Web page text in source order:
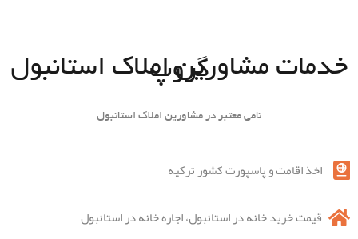
خدمات مشاورین املاک استانبول
گروپ
نامی معتبر در مشاورین املاک استانبول
اخذ اقامت و پاسپورت کشور ترکیه
قیمت خرید خانه در استانبول، اجاره خانه در استانبول